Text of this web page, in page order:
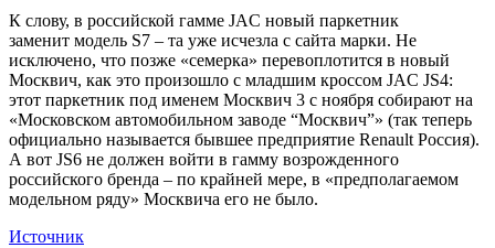
К слову, в российской гамме JAC новый паркетник
заменит модель S7 – та уже исчезла с сайта марки. Не
исключено, что позже «семерка» перевоплотится в новый
Москвич, как это произошло с младшим кроссом JAC JS4:
этот паркетник под именем Москвич 3 с ноября собирают на
«Московском автомобильном заводе “Москвич”» (так теперь
официально называется бывшее предприятие Renault Россия).
А вот JS6 не должен войти в гамму возрожденного
российского бренда – по крайней мере, в «предполагаемом
модельном ряду» Москвича его не было.
Источник